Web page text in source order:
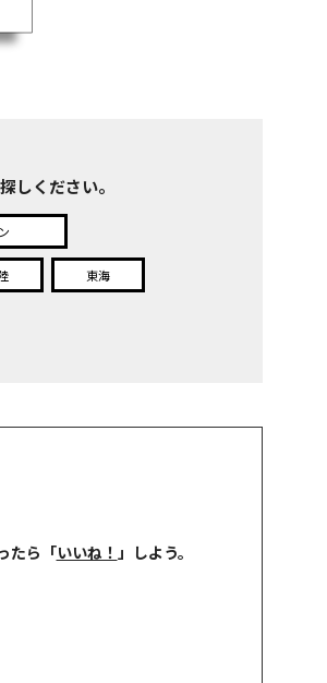
しください。
東海
たら 「いいね！ 」しよう。